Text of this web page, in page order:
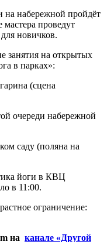
набережной пройдёт
проведут
новичков.
занятия на открытых
в парках»:
(сцена
очереди набережной
саду (поляна на
йоги в КВЦ
в 11:00.
ограничение:
на канале «Другой